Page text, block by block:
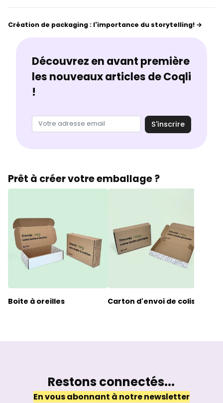
Création de packaging : l'importance du storytelling! →
Découvrez en avant première
les nouveaux articles de Coqli
!
S'inscrire
Prêt à créer votre emballage ?
Boite à oreilles Carton d'envoi de colis
Restons connectés...
En vous abonnant à notre newsletter